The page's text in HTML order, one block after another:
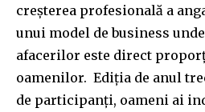
32,111 32,214
creșterea profesională a
unui model de business
afacerilor este direct
oamenilor. Ediția de anul
de participanți, oameni ai